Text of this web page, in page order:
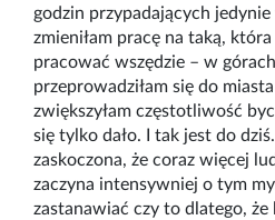
godzin przypadających
zmieniłam pracę na taką, która
pracować wszędzie – w
przeprowadziłam się do
zwiększyłam częstotliwość
się tylko dało. I tak jest do
zaskoczona, że coraz więcej
zaczyna intensywniej o tym
zastanawiać czy to dlatego, że